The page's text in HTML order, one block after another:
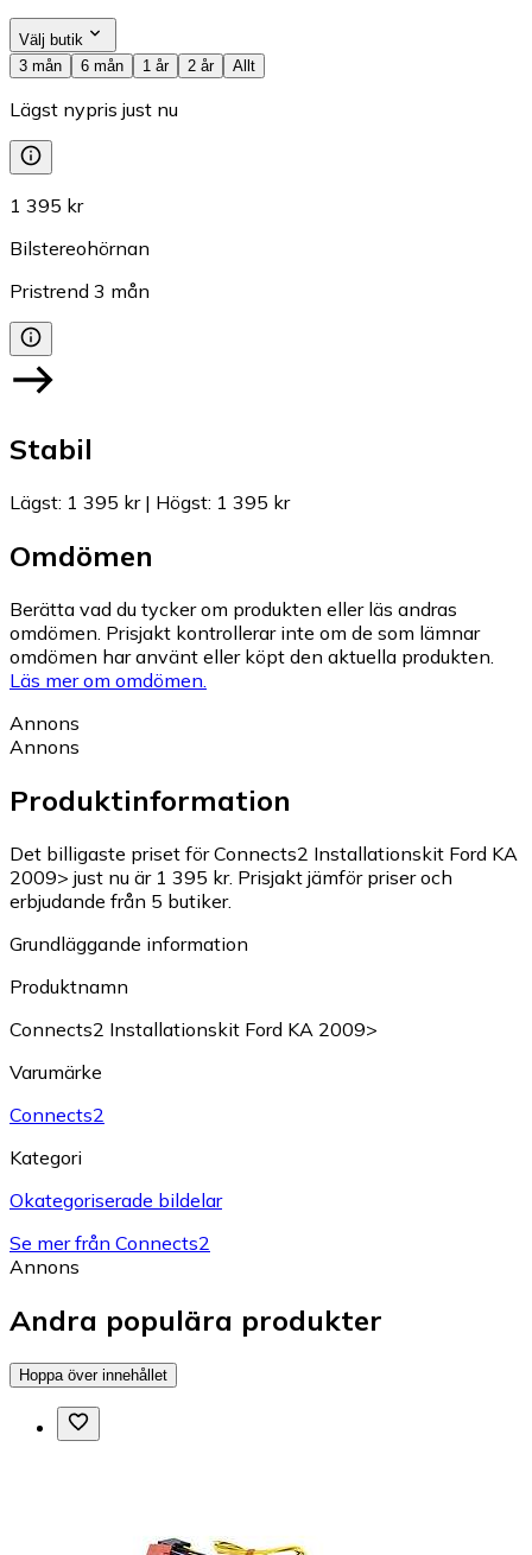
Välj butik
3 mån
6 mån 1 år 2 år Allt
Lägst nypris just nu
1 395 kr
Bilstereohörnan
Pristrend 3 mån
Stabil
Lägst: 1 395 kr| Högst: 1 395 kr
Omdömen
Berätta vad du tycker om produkten eller läs andras
omdömen. Prisjakt kontrollerar inte om de som lämnar
omdömen har använt eller köpt den aktuella produkten.
Läs mer om omdömen.
Annons
Annons
Produktinformation
Det billigaste priset för Connects2 Installationskit Ford KA
2009> just nu är 1 395 kr. Prisjakt jämför priser och
erbjudande från 5 butiker.
Grundläggande information
Produktnamn
Connects2 Installationskit Ford KA 2009>
Varumärke
Connects2
Kategori
Okategoriserade bildelar
Se mer från Connects2
Annons
Andra populära produkter
Hoppa över innehållet